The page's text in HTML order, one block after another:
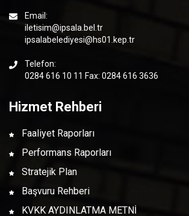
Email:
iletisim@ipsala.bel.tr
ipsalabelediyesi@hs01.kep.tr
Telefon:
0284 616 10 11 Fax: 0284 616 3636
Hizmet Rehberi
Faaliyet Raporları
Performans Raporları
Stratejik Plan
Başvuru Rehberi
KVKK AYDINLATMA METNİ